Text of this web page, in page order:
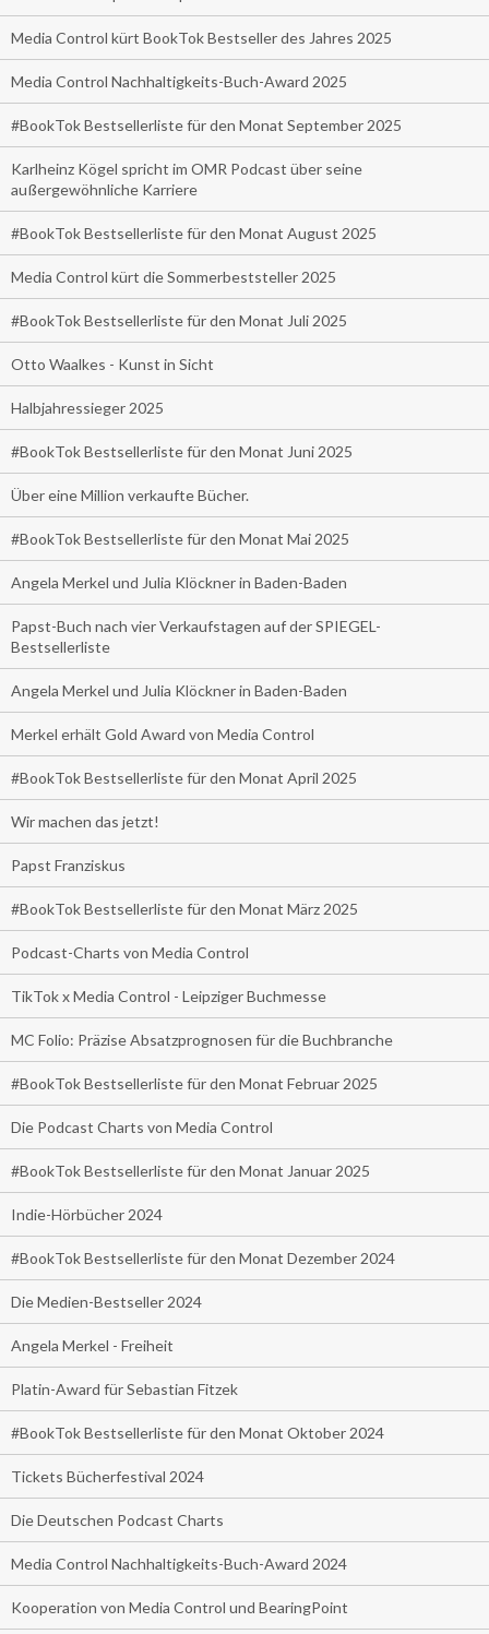
Media Control kürt BookTok Bestseller des Jahres 2025
Media Control Nachhaltigkeits-Buch-Award 2025
#BookTok Bestsellerliste für den Monat September 2025
Karlheinz Kögel spricht im OMR Podcast über seine
außergewöhnliche Karriere
#BookTok Bestsellerliste für den Monat August 2025
Media Control kürt die Sommerbeststeller 2025
#BookTok Bestsellerliste für den Monat Juli 2025
Otto Waalkes - Kunst in Sicht
Halbjahressieger 2025
#BookTok Bestsellerliste für den Monat Juni 2025
Über eine Million verkaufte Bücher.
#BookTok Bestsellerliste für den Monat Mai 2025
Angela Merkel und Julia Klöckner in Baden-Baden
Papst-Buch nach vier Verkaufstagen auf der SPIEGEL-
Bestsellerliste
Angela Merkel und Julia Klöckner in Baden-Baden
Merkel erhält Gold Award von Media Control
#BookTok Bestsellerliste für den Monat April 2025
Wir machen das jetzt!
Papst Franziskus
#BookTok Bestsellerliste für den Monat März 2025
Podcast-Charts von Media Control
TikTok x Media Control - Leipziger Buchmesse
MC Folio: Präzise Absatzprognosen für die Buchbranche
#BookTok Bestsellerliste für den Monat Februar 2025
Die Podcast Charts von Media Control
#BookTok Bestsellerliste für den Monat Januar 2025
Indie-Hörbücher 2024
#BookTok Bestsellerliste für den Monat Dezember 2024
Die Medien-Bestseller 2024
Angela Merkel - Freiheit
Platin-Award für Sebastian Fitzek
#BookTok Bestsellerliste für den Monat Oktober 2024
Tickets Bücherfestival 2024
Die Deutschen Podcast Charts
Media Control Nachhaltigkeits-Buch-Award 2024
Kooperation von Media Control und BearingPoint